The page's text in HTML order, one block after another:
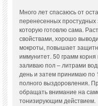
Много лет спасаюсь от
перенесенных простудных
которую готовлю сама.
свойствами, хорошо
мокроты, повышает
иммунитет. 50 грамм корня
заливаю пол – литрами
день и затем принимаю по
полного выздоровления.
обращать внимание на
тонизирующим действием.